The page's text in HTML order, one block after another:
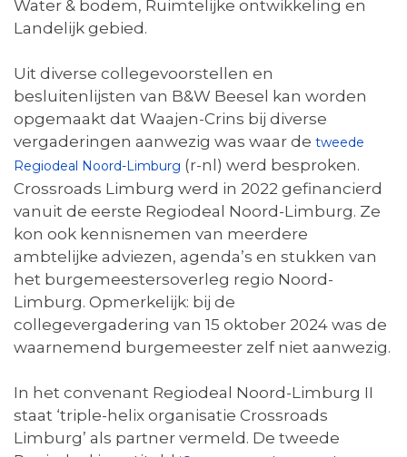
Water & bodem, Ruimtelijke ontwikkeling en
Landelijk gebied.
Uit diverse collegevoorstellen en
besluitenlijsten van B&W Beesel kan worden
opgemaakt dat Waajen-Crins bij diverse
vergaderingen aanwezig was waar de tweede
Regiodeal Noord-Limburg (r-nl) werd besproken.
Crossroads Limburg werd in 2022 gefinancierd
vanuit de eerste Regiodeal Noord-Limburg. Ze
kon ook kennisnemen van meerdere
ambtelijke adviezen, agenda’s en stukken van
het burgemeestersoverleg regio Noord-
Limburg. Opmerkelijk: bij de
collegevergadering van 15 oktober 2024 was de
waarnemend burgemeester zelf niet aanwezig.
In het convenant Regiodeal Noord-Limburg II
staat ‘triple-helix organisatie Crossroads
Limburg’ als partner vermeld. De tweede